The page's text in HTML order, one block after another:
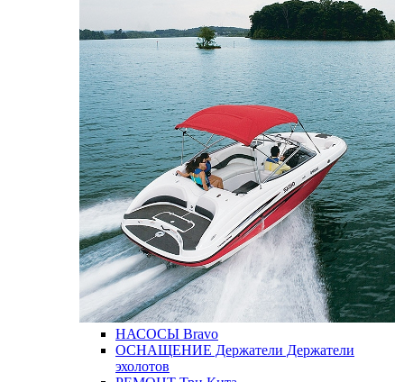
НАСОСЫ Bravo
ОСНАЩЕНИЕ Держатели Держатели
эхолотов